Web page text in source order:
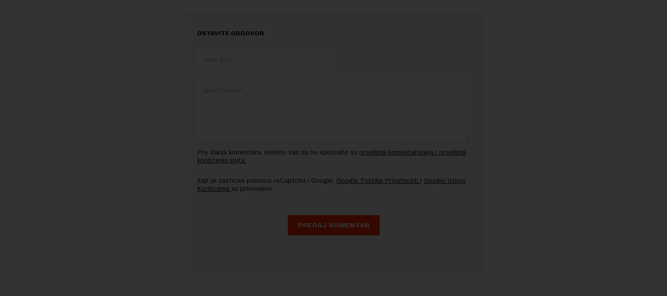
OSTAVITE ODGOVOR
Pre slanja komentara, molimo vas da se upoznate sa pravilima komentarisanja i pravilima
korišćenja sajta.
Sajt je zaštićen pomocu reCaptcha i Google. Google Politika Privatnosti i Google Uslovi
Korišćenja su primenjeni.